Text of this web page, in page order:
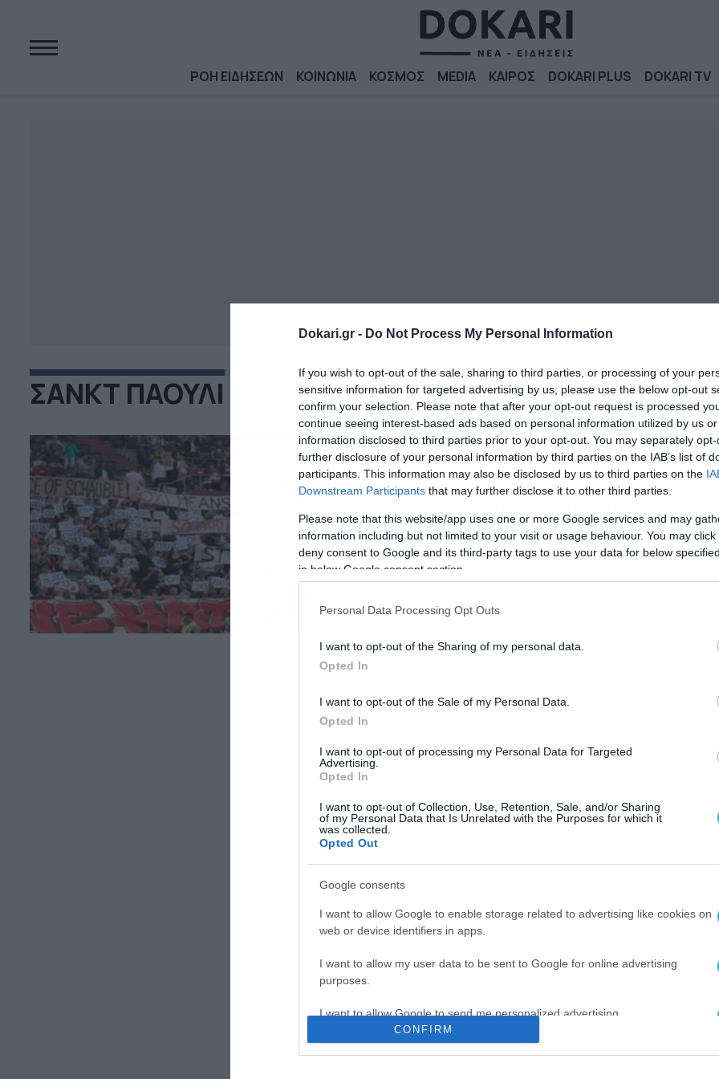
Dokari.gr - Do Not Process My Personal Information
If you wish to opt-out of the sale, sharing to third parties, or processing of your
sensitive information for targeted advertising by us, please use the below opt-out
confirm your selection. Please note that after your opt-out request is processed
continue seeing interest-based ads based on personal information utilized by us
information disclosed to third parties prior to your opt-out. You may separately
further disclosure of your personal information by third parties on the IAB’s list of
participants. This information may also be disclosed by us to third parties on the
Downstream Participants that may further disclose it to other third parties.
Please note that this website/app uses one or more Google services and may
information including but not limited to your visit or usage behaviour. You may
deny consent to Google and its third-party tags to use your data for below
in below Google consent section.
Personal Data Processing Opt Outs
I want to opt-out of the Sharing of my personal data.
Opted In
I want to opt-out of the Sale of my Personal Data.
Opted In
I want to opt-out of processing my Personal Data for Targeted
Advertising.
Opted In
I want to opt-out of Collection, Use, Retention, Sale, and/or Sharing
of my Personal Data that Is Unrelated with the Purposes for which it
was collected.
Opted Out
Google consents
I want to allow Google to enable storage related to advertising like cookies on
web or device identifiers in apps.
I want to allow my user data to be sent to Google for online advertising
purposes.
I want to allow Google to send me personalized advertising.
CONFIRM
ΡΟΗ ΕΙΔΗΣΕΩΝ ΚΟΙΝΩΝΙΑ ΚΟΣΜΟΣ MEDIA ΚΑΙΡΟΣ DOKARI PLUS DOKARI TV
ΣΑΝΚΤ ΠΑΟΥΛΙ
26/07/2015 00:14
Δυναμικό… όχι από τους οπαδούς της
Σανκτ Πάουλι! (photo)
Τη στήριξή τους στην Ελλάδα εξέφρασαν οι οπαδοί της Σανκτ
Πάουλι στην πρώτη αγωνιστική της δεύτερης κατηγορίας της
οπαδών της Σανκτ Πάουλι, στην αναμέτρηση με την Αρμίνια
Μπίλεφελντ, είχε… γεμίσει με χαρτιά που έγραφαν «ΟΧΙ»
αναφερόμενα στο πρόσφατο δημοψήφισμα στην Ελλάδα,
ελληνικός λαός έδειξε την… πρόθεσή του […]